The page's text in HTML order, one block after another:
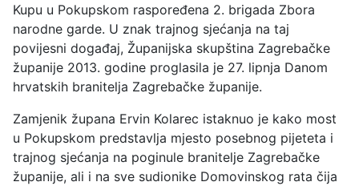
Kupu u Pokupskom raspoređena 2. brigada Zbora
narodne garde. U znak trajnog sjećanja na taj
povijesni događaj, Županijska skupština Zagrebačke
županije 2013. godine proglasila je 27. lipnja Danom
hrvatskih branitelja Zagrebačke županije.
Zamjenik župana Ervin Kolarec istaknuo je kako most
u Pokupskom predstavlja mjesto posebnog pijeteta i
trajnog sjećanja na poginule branitelje Zagrebačke
županije, ali i na sve sudionike Domovinskog rata čija